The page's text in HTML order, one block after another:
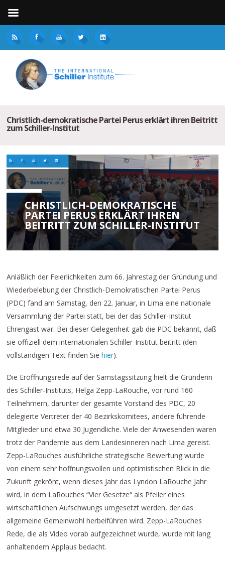
Christlich-demokratische Partei Perus erklärt ihren Beitritt
zum Schiller-Institut
CHRISTLICH-DEMOKRATISCHE
PARTEI PERUS ERKLÄRT IHREN
BEITRITT ZUM SCHILLER-INSTITUT
Anläßlich der Feierlichkeiten zum 66. Jahrestag der Gründung und
Wiederbelebung der Christlich-Demokratischen Partei Perus
(PDC) fand am Samstag, den 22. Januar, in Lima eine nationale
Versammlung der Partei statt, bei der das Schiller-Institut
Ehrengast war. Bei dieser Gelegenheit gab die PDC bekannt, daß
sie offiziell dem internationalen Schiller-Institut beitritt (den
vollständigen Text finden Siehier).
Die Eröffnungsrede auf der Samstagssitzung hielt die Gründerin
des Schiller-Instituts, Helga Zepp-LaRouche, vor rund 160
Teilnehmern, darunter der gesamte Vorstand des PDC, 20
delegierte Vertreter der 40 Bezirkskomitees, andere führende
Mitglieder und etwa 30 Jugendliche. Viele der Anwesenden waren
trotz der Pandemie aus dem Landesinneren nach Lima gereist.
Zepp-LaRouches ausführliche strategische Bewertung wurde
von einem sehr hoffnungsvollen und optimistischen Blick in die
Zukunft gekrönt, wenn dieses Jahr das Lyndon LaRouche Jahr
wird, in dem LaRouches “Vier Gesetze“ als Pfeiler eines
wirtschaftlichen Aufschwungs umgesetzt werden, der das
allgemeine Gemeinwohl herbeiführen wird. Zepp-LaRouches
Rede, die als Video vorab aufgezeichnet wurde, wurde mit lang
anhaltendem Applaus bedacht.